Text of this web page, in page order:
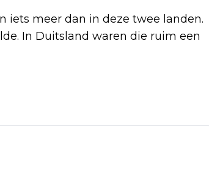
iets meer dan in deze twee landen.
In Duitsland waren die ruim een
GAAT OOK